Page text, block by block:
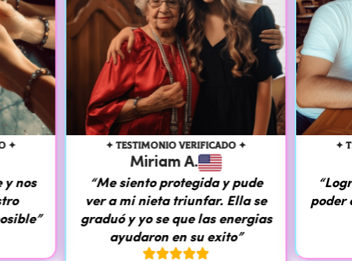
✦
y nos
✦ TESTIMONIO VERIFICADO ✦
Miriam A.
“Me siento protegida y pude
ver a mi nieta triunfar. Ella se
graduó y yo se que las energias
ayudaron en su exito”

✦
poder